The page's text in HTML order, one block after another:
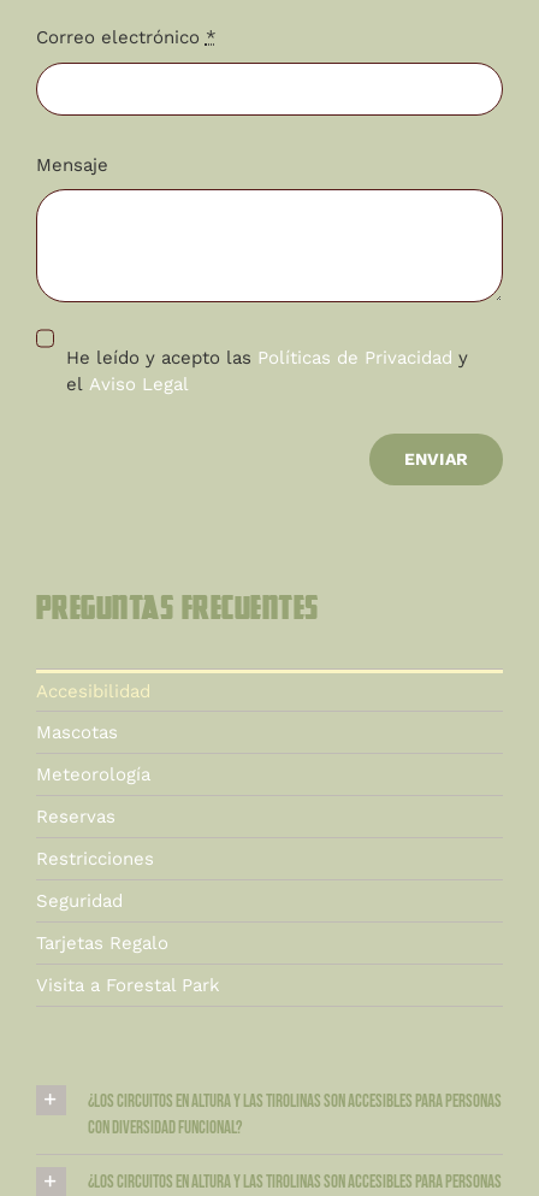
Correo electrónico *
Mensaje
He leído y acepto las Políticas de Privacidad y
el Aviso Legal
ENVIAR
Preguntas Frecuentes
Accesibilidad
Mascotas
Meteorología
Reservas
Restricciones
Seguridad
Tarjetas Regalo
Visita a Forestal Park
¿Los circuitos en altura y las tirolinas son accesibles para personas
con diversidad funcional?
¿Los circuitos en altura y las tirolinas son accesibles para personas